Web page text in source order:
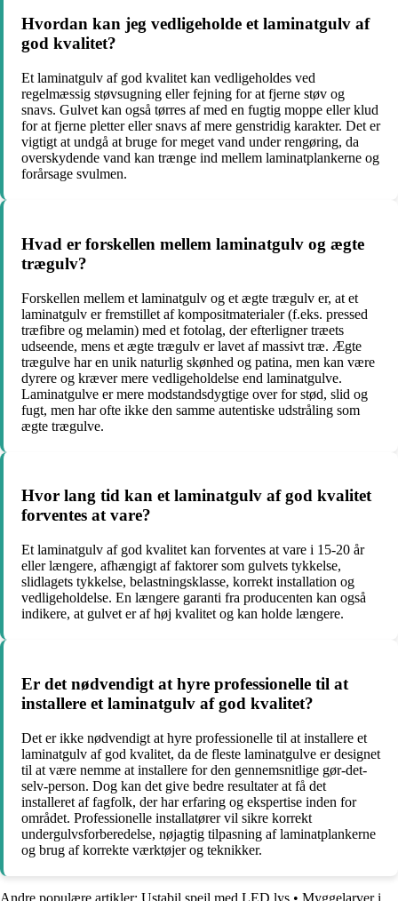
Hvordan kan jeg vedligeholde et laminatgulv af
god kvalitet?
Et laminatgulv af god kvalitet kan vedligeholdes ved
regelmæssig støvsugning eller fejning for at fjerne støv og
snavs. Gulvet kan også tørres af med en fugtig moppe eller klud
for at fjerne pletter eller snavs af mere genstridig karakter. Det er
vigtigt at undgå at bruge for meget vand under rengøring, da
overskydende vand kan trænge ind mellem laminatplankerne og
forårsage svulmen.
Hvad er forskellen mellem laminatgulv og ægte
trægulv?
Forskellen mellem et laminatgulv og et ægte trægulv er, at et
laminatgulv er fremstillet af kompositmaterialer (f.eks. pressed
træfibre og melamin) med et fotolag, der efterligner træets
udseende, mens et ægte trægulv er lavet af massivt træ. Ægte
trægulve har en unik naturlig skønhed og patina, men kan være
dyrere og kræver mere vedligeholdelse end laminatgulve.
Laminatgulve er mere modstandsdygtige over for stød, slid og
fugt, men har ofte ikke den samme autentiske udstråling som
ægte trægulve.
Hvor lang tid kan et laminatgulv af god kvalitet
forventes at vare?
Et laminatgulv af god kvalitet kan forventes at vare i 15-20 år
eller længere, afhængigt af faktorer som gulvets tykkelse,
slidlagets tykkelse, belastningsklasse, korrekt installation og
vedligeholdelse. En længere garanti fra producenten kan også
indikere, at gulvet er af høj kvalitet og kan holde længere.
Er det nødvendigt at hyre professionelle til at
installere et laminatgulv af god kvalitet?
Det er ikke nødvendigt at hyre professionelle til at installere et
laminatgulv af god kvalitet, da de fleste laminatgulve er designet
til at være nemme at installere for den gennemsnitlige gør-det-
selv-person. Dog kan det give bedre resultater at få det
installeret af fagfolk, der har erfaring og ekspertise inden for
området. Professionelle installatører vil sikre korrekt
undergulvsforberedelse, nøjagtig tilpasning af laminatplankerne
og brug af korrekte værktøjer og teknikker.
Andre populære artikler: Ustabil spejl med LED lys • Myggelarver i